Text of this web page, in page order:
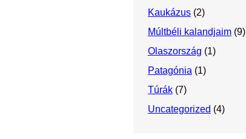
Kaukázus(2)
Múltbéli kalandjaim(9)
Olaszország (1)
Patagónia (1)
Túrák(7)
Uncategorized (4)